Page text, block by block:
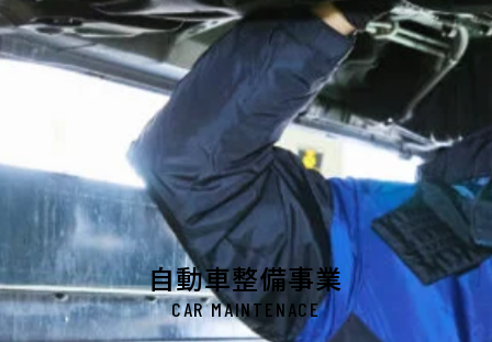
自動車整備事業
CAR MAINTENACE